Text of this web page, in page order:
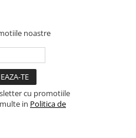
noastre
cu promotiile
in Politica de